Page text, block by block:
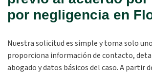
por negligencia en
Nuestra solicitud es simple y toma solo
proporciona información de contacto,
abogado y datos básicos del caso. A partir